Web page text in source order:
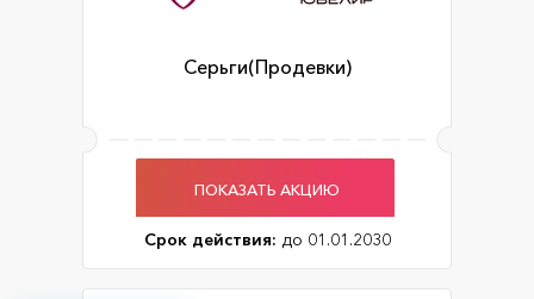
Серьги(Продевки)
ПОКАЗАТЬ АКЦИЮ
Срок действия: до 01.01.2030